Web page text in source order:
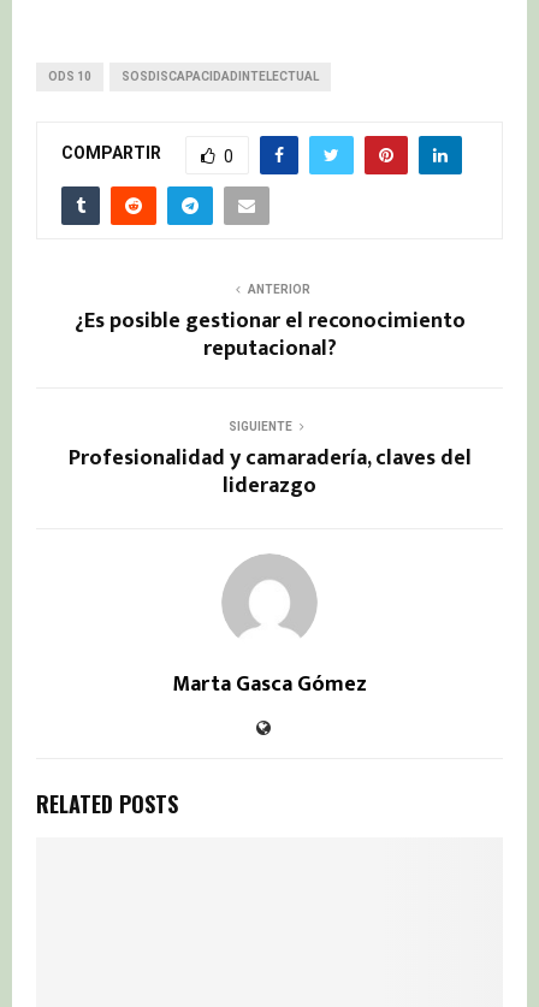
ODS 10 SOSDISCAPACIDADINTELECTUAL
COMPARTIR 0
ANTERIOR
¿Es posible gestionar el reconocimiento
reputacional?
SIGUIENTE
Profesionalidad y camaradería, claves del
liderazgo
Marta Gasca Gómez
RELATED POSTS